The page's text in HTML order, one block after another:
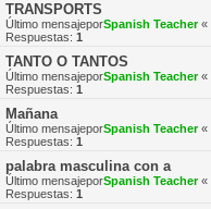
TRANSPORTS
Último mensajeporSpanish Teacher«
Respuestas: 1
TANTO O TANTOS
Último mensajeporSpanish Teacher«
Respuestas: 1
Mañana
Último mensajeporSpanish Teacher«
Respuestas: 1
palabra masculina con a
Último mensajeporSpanish Teacher«
Respuestas: 1